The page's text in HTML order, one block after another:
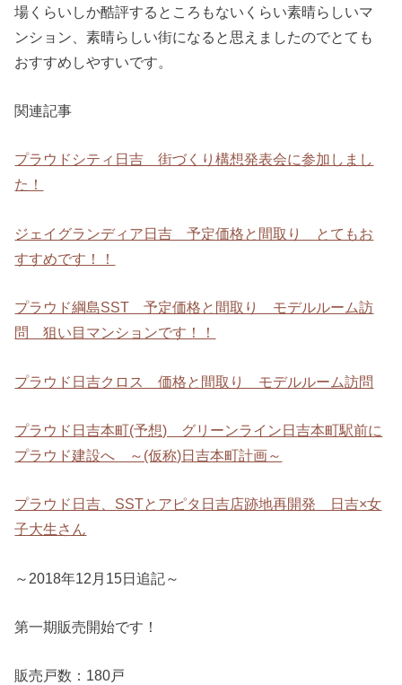
場くらいしか酷評するところもないくらい素晴らしいマ
ンション、素晴らしい街になると思えましたのでとても
おすすめしやすいです。
関連記事
プラウドシティ日吉 街づくり構想発表会に参加しまし
た！
ジェイグランディア日吉 予定価格と間取り とてもお
すすめです！！
プラウド綱島SST 予定価格と間取り モデルルーム訪
問 狙い目マンションです！！
プラウド日吉クロス 価格と間取り モデルルーム訪問
プラウド日吉本町(予想) グリーンライン日吉本町駅前に
プラウド建設へ ～(仮称)日吉本町計画～
プラウド日吉、SSTとアピタ日吉店跡地再開発 日吉×女
子大生さん
～2018年12月15日追記～
第一期販売開始です！
販売戸数：180戸